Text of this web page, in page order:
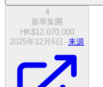
4
嘉華集團
HK$12,070,000
2025年12月6日 ··来源